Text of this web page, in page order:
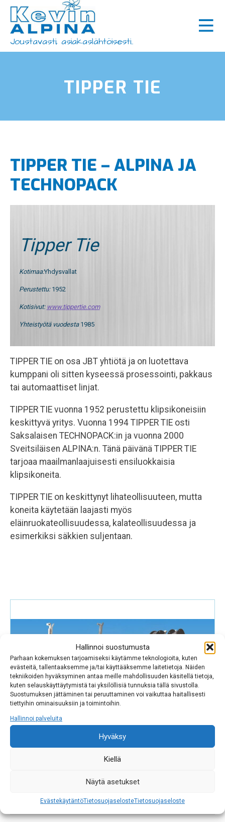
Hallinnoi suostumusta
Parhaan kokemuksen tarjoamiseksi käytämme teknologioita, kuten
evästeitä, tallentaaksemme ja/tai käyttääksemme laitetietoja. Näiden
tekniikoiden hyväksyminen antaa meille mahdollisuuden käsitellä tietoja,
kuten selauskäyttäytymistä tai yksilöllisiä tunnuksia tällä sivustolla.
Suostumuksen jättäminen tai peruuttaminen voi vaikuttaa haitallisesti
tiettyihin ominaisuuksiin ja toimintoihin.
Hallinnoi palveluita
Hyväksy
Kiellä
Näytä asetukset
EvästekäytäntöTietosuojaselosteTietosuojaseloste
Siirry
sisältöön
Joustavasti, asiakaslähtöisesti..
×
Koneet ja laitteet
Tarvikkeet
Ajankohtaista
Yhteystiedot
kevinalpina@kevinalpina.fi
TIPPER TIE
TIPPER TIE – ALPINA JA
TECHNOPACK
Tipper Tie
Kotimaa:Yhdysvallat
Perustettu: 1952
Kotisivut: www.tippertie.com
Yhteistyötä vuodesta 1985
TIPPER TIE on osa JBT yhtiötä ja on luotettava
kumppani oli sitten kyseessä prosessointi, pakkaus
tai automaattiset linjat.
TIPPER TIE vuonna 1952 perustettu klipsikoneisiin
keskittyvä yritys. Vuonna 1994 TIPPER TIE osti
Saksalaisen TECHNOPACK:in ja vuonna 2000
Sveitsiläisen ALPINA:n. Tänä päivänä TIPPER TIE
tarjoaa maailmanlaajuisesti ensiluokkaisia
klipsikoneita.
TIPPER TIE on keskittynyt lihateollisuuteen, mutta
koneita käytetään laajasti myös
eläinruokateollisuudessa, kalateollisuudessa ja
esimerkiksi säkkien suljentaan.
klipsikonevalmistaja Tipper Tie:n kanssa voimme […]